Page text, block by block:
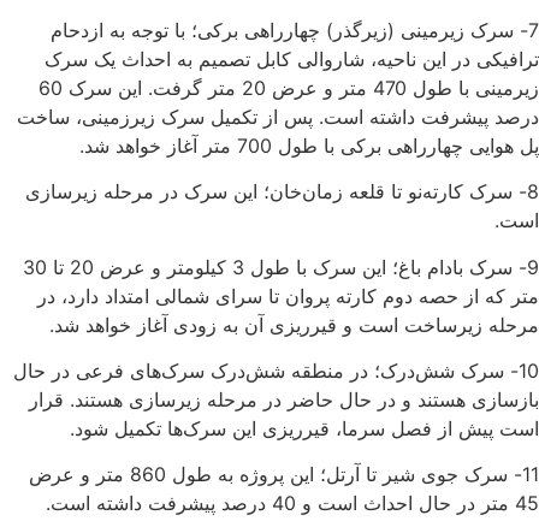
7- سرک زیرمینی (زیرگذر) چهارراهی برکی؛ با توجه به ازدحام
ترافیکی در این ناحیه، شاروالی کابل تصمیم به احداث یک سرک
زیرمینی با طول 470 متر و عرض 20 متر گرفت. این سرک 60
درصد پیشرفت داشته است. پس از تکمیل سرک زیرزمینی، ساخت
پل هوایی چهارراهی برکی با طول 700 متر آغاز خواهد شد.
8- سرک کارته‌نو تا قلعه زمان‌خان؛ این سرک در مرحله زیرسازی
است.
9- سرک بادام باغ؛ این سرک با طول 3 کیلومتر و عرض 20 تا 30
متر که از حصه دوم کارته پروان تا سرای شمالی امتداد دارد، در
مرحله زیرساخت است و قیرریزی آن به زودی آغاز خواهد شد.
10- سرک‌ شش‌درک؛ در منطقه شش‌درک سرک‌های فرعی در حال
بازسازی هستند و در حال حاضر در مرحله زیرسازی هستند. قرار
است پیش از فصل سرما، قیرریزی این سرک‌ها تکمیل شود.
11- سرک جوی شیر تا آرتل؛ این پروژه به طول 860 متر و عرض
45 متر در حال احداث است و 40 درصد پیشرفت داشته است.